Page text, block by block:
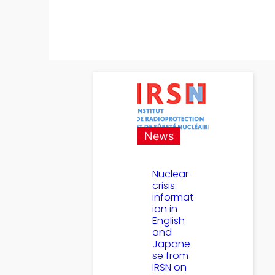
News
Nuclear
crisis:
informat
ion in
English
and
Japane
se from
IRSN on